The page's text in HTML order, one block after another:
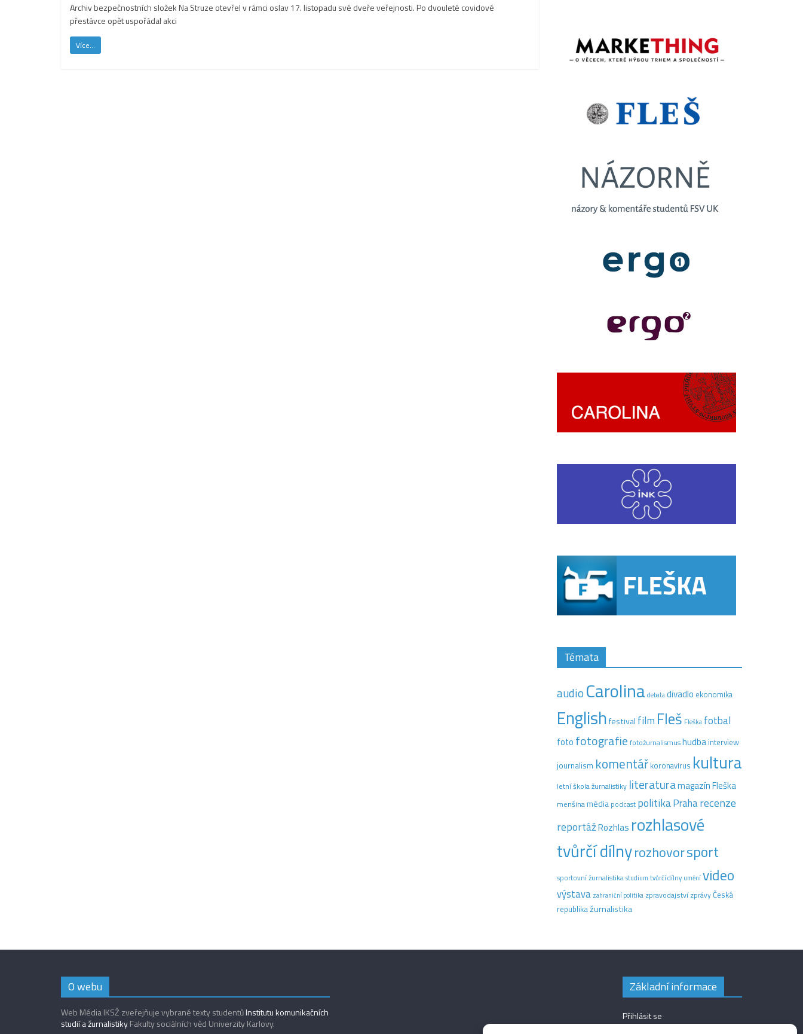
Archiv bezpečnostních složek Na Struze otevřel v rámci oslav 17. listopadu své dveře veřejnosti. Po dvouleté covidové
přestávce opět uspořádal akci
Více...
Témata
audio Carolina debatadivadlo ekonomika
Englishfestival film Fleš Fleška fotbal
foto fotografie fotožurnalismushudba interview
journalism komentář koronavirus kultura
letní škola žurnalistiky literaturamagazín Fleška
menšinamédia podcast politikaPraharecenze
reportážRozhlas rozhlasové
tvůrčí dílnyrozhovorsport
sportovní žurnalistikastudium tvůrčí dílny uměnívideo
výstava zahraniční politika zpravodajství zprávyČeská
republikažurnalistika
O webu
Web Média IKSŽ zveřejňuje vybrané texty studentůInstitutu komunikačních
studií a žurnalistikyFakulty sociálních věd Univerzity Karlovy.
Základní informace
Přihlásit se